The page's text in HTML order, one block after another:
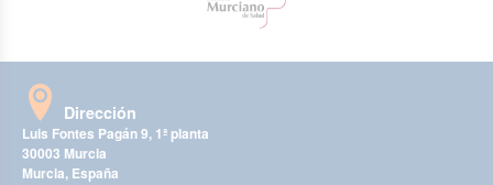
Dirección
Luis Fontes Pagán 9, 1ª planta
30003 Murcia
Murcia, España